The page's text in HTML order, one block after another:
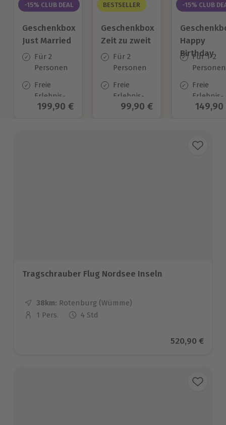
-15% CLUB DEAL
Geschenkbox
Just Married
Für 2
Personen
Freie
Erlebnis-
Auswahl
Aktueller Preis
199,90 €
BESTSELLER
Geschenkbox
Zeit zu zweit
Für 2
Personen
Freie
Erlebnis-
Auswahl
Aktueller Preis
99,90 €
-15% CLUB
Happy
Birthday
Für 1-2
Personen
Freie
Erlebnis-
Auswahl
149,90
Tragschrauber Flug Nordsee Inseln
38km: Entfernung
Standort
Rotenburg (Wümme)
Anzahl der Teilnehmer
1 Pers. 4 Std
Aktueller
520,90 €